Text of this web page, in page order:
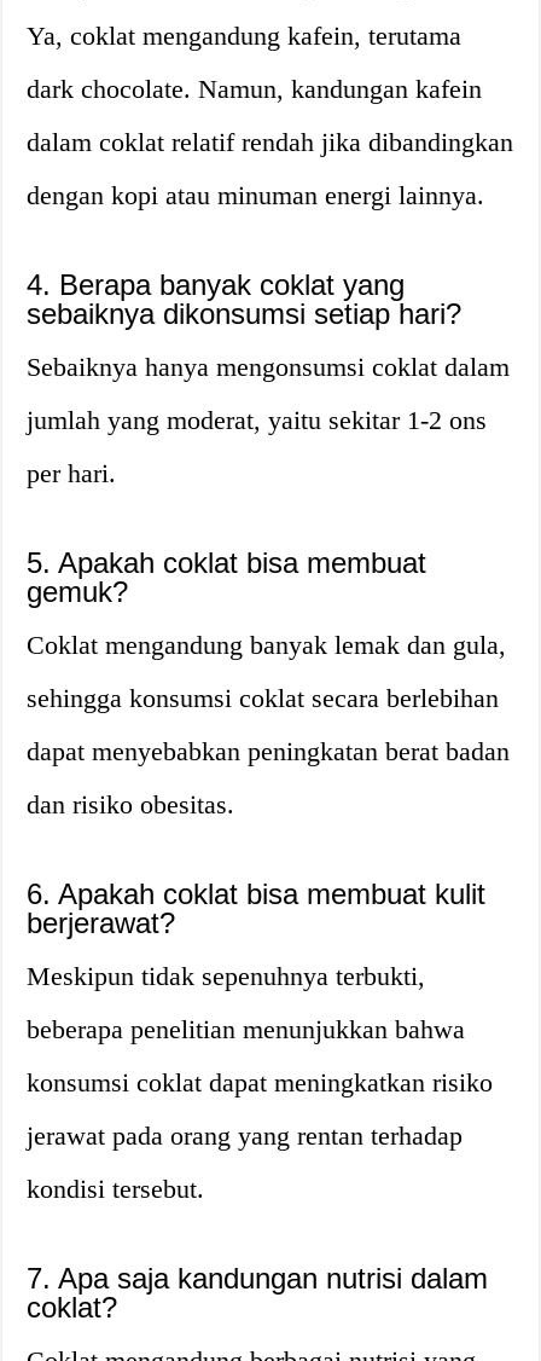
Ya, coklat mengandung kafein, terutama
dark chocolate. Namun, kandungan kafein
dalam coklat relatif rendah jika dibandingkan
dengan kopi atau minuman energi lainnya.
4. Berapa banyak coklat yang
sebaiknya dikonsumsi setiap hari?
Sebaiknya hanya mengonsumsi coklat dalam
jumlah yang moderat, yaitu sekitar 1-2 ons
per hari.
5. Apakah coklat bisa membuat
gemuk?
Coklat mengandung banyak lemak dan gula,
sehingga konsumsi coklat secara berlebihan
dapat menyebabkan peningkatan berat badan
dan risiko obesitas.
6. Apakah coklat bisa membuat kulit
berjerawat?
Meskipun tidak sepenuhnya terbukti,
beberapa penelitian menunjukkan bahwa
konsumsi coklat dapat meningkatkan risiko
jerawat pada orang yang rentan terhadap
kondisi tersebut.
7. Apa saja kandungan nutrisi dalam
coklat?